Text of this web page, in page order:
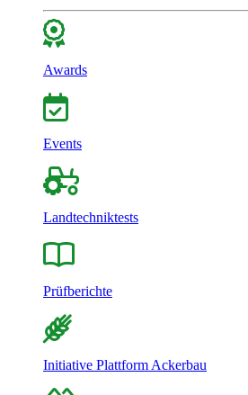
Awards
Events
Landtechniktests
Prüfberichte
Initiative Plattform Ackerbau